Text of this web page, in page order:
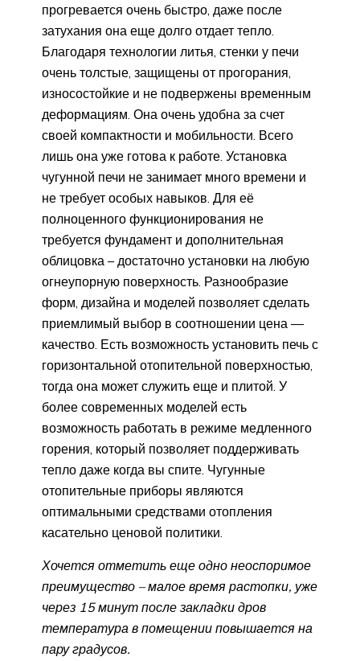
прогревается очень быстро, даже после
затухания она еще долго отдает тепло.
Благодаря технологии литья, стенки у печи
очень толстые, защищены от прогорания,
износостойкие и не подвержены временным
деформациям. Она очень удобна за счет
своей компактности и мобильности. Всего
лишь она уже готова к работе. Установка
чугунной печи не занимает много времени и
не требует особых навыков. Для её
полноценного функционирования не
требуется фундамент и дополнительная
облицовка – достаточно установки на любую
огнеупорную поверхность. Разнообразие
форм, дизайна и моделей позволяет сделать
приемлимый выбор в соотношении цена —
качество. Есть возможность установить печь с
горизонтальной отопительной поверхностью,
тогда она может служить еще и плитой. У
более современных моделей есть
возможность работать в режиме медленного
горения, который позволяет поддерживать
тепло даже когда вы спите. Чугунные
отопительные приборы являются
оптимальными средствами отопления
касательно ценовой политики.
Хочется отметить еще одно неоспоримое
преимущество – малое время растопки, уже
через 15 минут после закладки дров
температура в помещении повышается на
пару градусов.